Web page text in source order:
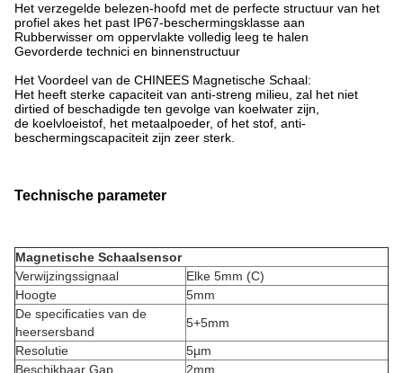
Het verzegelde belezen-hoofd met de perfecte structuur van het
profiel akes het past IP67-beschermingsklasse aan
Rubberwisser om oppervlakte volledig leeg te halen
Gevorderde technici en binnenstructuur
Het Voordeel van de CHINEES Magnetische Schaal:
Het heeft sterke capaciteit van anti-streng milieu, zal het niet
dirtied of beschadigde ten gevolge van koelwater zijn,
de koelvloeistof, het metaalpoeder, of het stof, anti-
beschermingscapaciteit zijn zeer sterk
Technische parameter
Magnetische Schaalsensor
Verwijzingssignaal
Elke 5mm (C)
Hoogte
5mm
De specificaties van de
heersersband
5+5mm
Resolutie
5µm
Beschikbaar Gap
2mm